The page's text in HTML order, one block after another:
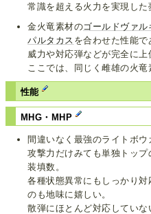
常識を超える火力を実現した
金火竜素材のゴールドヴァル
パルタカス を合わせた性能で
威力や対応弾などが完全に上
ここでは、同じく雌雄の火
性能
MHG・MHP
間違いなく最強のライトボウ
攻撃力だけみても単独トッ
装填数。
各種状態異常にもしっかり
のも地味に嬉しい。
散弾にほとんど対応してい